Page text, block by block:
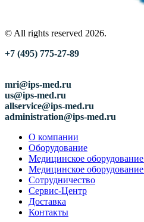
© All rights reserved 2026.
+7 (495) 775-27-89
mri@ips-med.ru
us@ips-med.ru
allservice@ips-med.ru
administration@ips-med.ru
О компании
Оборудование
Медицинское
Медицинское
Сотрудничество
Сервис-Центр
Доставка
Контакты